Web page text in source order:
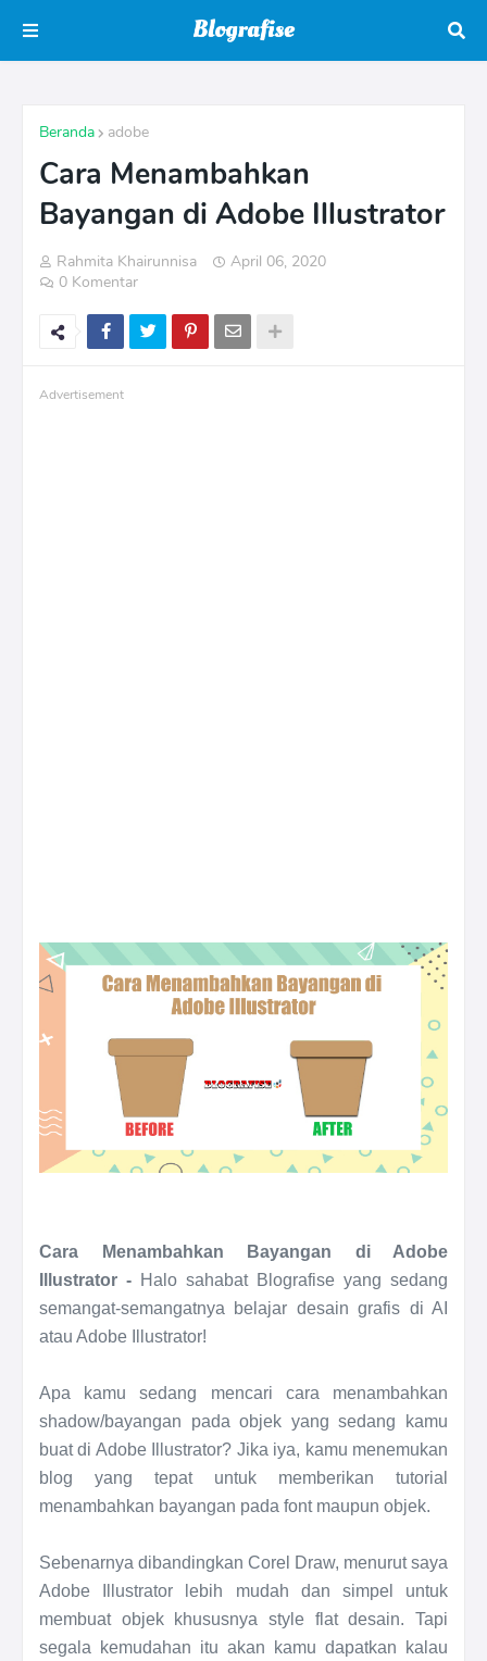
Beranda adobe
Cara Menambahkan
Bayangan di Adobe Illustrator
Rahmita Khairunnisa
April 06, 2020
0 Komentar
Advertisement
Cara Menambahkan Bayangan di Adobe
Illustrator - Halo sahabat Blografise yang sedang
semangat-semangatnya belajar desain grafis di AI
atau Adobe Illustrator!
Apa kamu sedang mencari cara menambahkan
shadow/bayangan pada objek yang sedang kamu
buat di Adobe Illustrator? Jika iya, kamu menemukan
blog yang tepat untuk memberikan tutorial
menambahkan bayangan pada font maupun objek.
Sebenarnya dibandingkan Corel Draw, menurut saya
Adobe Illustrator lebih mudah dan simpel untuk
membuat objek khususnya style flat desain. Tapi
segala kemudahan itu akan kamu dapatkan kalau